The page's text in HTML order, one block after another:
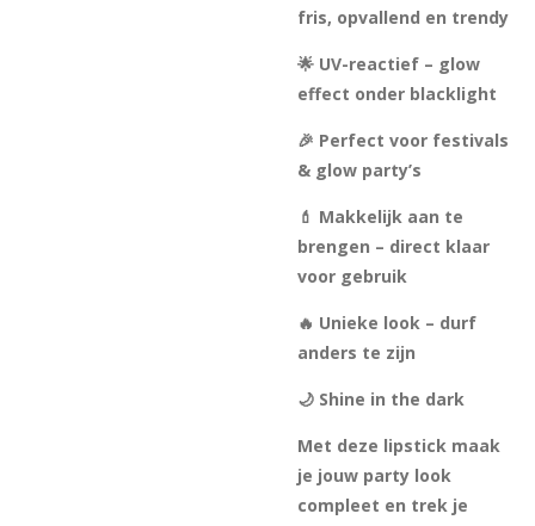
fris, opvallend en trendy
🌟 UV-reactief – glow
effect onder blacklight
🎉 Perfect voor festivals
& glow party’s
💄 Makkelijk aan te
brengen – direct klaar
voor gebruik
🔥 Unieke look – durf
anders te zijn
🌙 Shine in the dark
Met deze lipstick maak
je jouw party look
compleet en trek je